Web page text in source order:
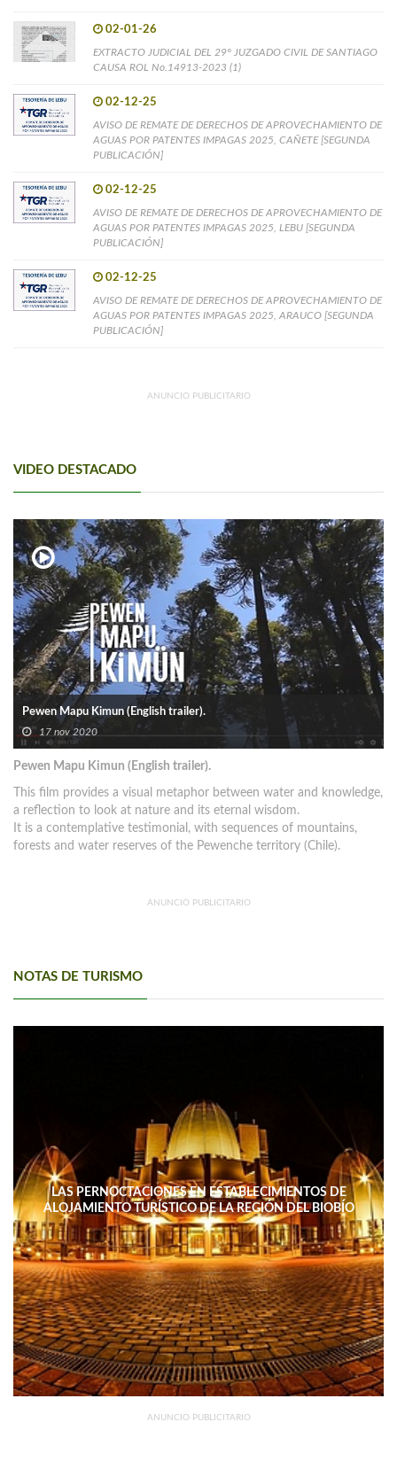
02-01-26
EXTRACTO JUDICIAL DEL 29° JUZGADO CIVIL DE SANTIAGO
CAUSA ROL No.14913-2023 (1)
02-12-25
AVISO DE REMATE DE DERECHOS DE APROVECHAMIENTO DE
AGUAS POR PATENTES IMPAGAS 2025, CAÑETE [SEGUNDA
PUBLICACIÓN]
02-12-25
AVISO DE REMATE DE DERECHOS DE APROVECHAMIENTO DE
AGUAS POR PATENTES IMPAGAS 2025, LEBU [SEGUNDA
PUBLICACIÓN]
02-12-25
AVISO DE REMATE DE DERECHOS DE APROVECHAMIENTO DE
AGUAS POR PATENTES IMPAGAS 2025, ARAUCO [SEGUNDA
PUBLICACIÓN]
ANUNCIO PUBLICITARIO
VIDEO DESTACADO
Pewen Mapu Kimun (English trailer).
17 nov 2020
Pewen Mapu Kimun (English trailer).
This film provides a visual metaphor between water and knowledge,
a reflection to look at nature and its eternal wisdom.
It is a contemplative testimonial, with sequences of mountains,
forests and water reserves of the Pewenche territory (Chile).
ANUNCIO PUBLICITARIO
NOTAS DE TURISMO
LAS PERNOCTACIONES EN ESTABLECIMIENTOS DE
ALOJAMIENTO TURÍSTICO DE LA REGIÓN DEL BIOBÍO
DISMINUYERON 15,4% INTERANUAL
ANUNCIO PUBLICITARIO